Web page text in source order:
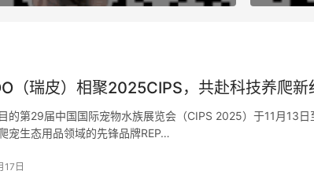
（瑞皮）相聚2025CIPS，共赴科技养爬新
的第29届中国国际宠物水族展览会（CIPS 2025）于11月13
宠生态用品领域的先锋品牌REP…
17日